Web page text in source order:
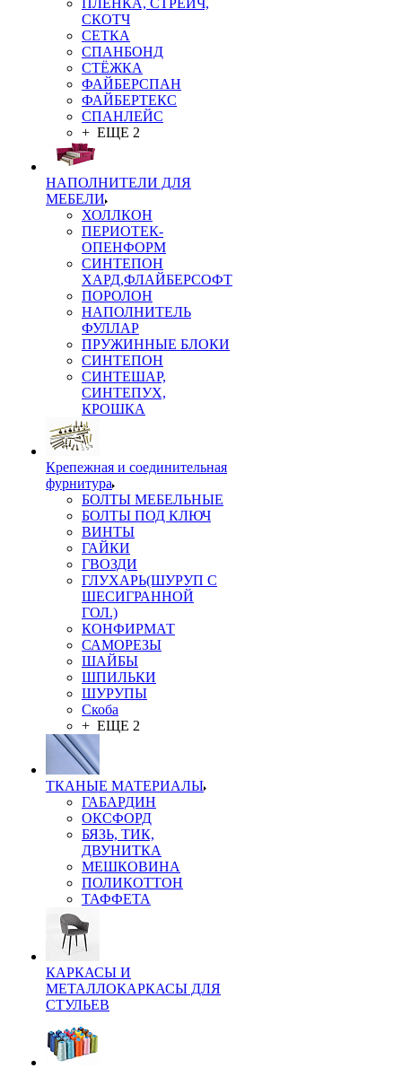
ПЛЁНКА, СТРЕЙЧ,
СКОТЧ
СЕТКА
СПАНБОНД
СТЁЖКА
ФАЙБЕРСПАН
ФАЙБЕРТЕКС
СПАНЛЕЙС
+ ЕЩЕ 2
НАПОЛНИТЕЛИ ДЛЯ
МЕБЕЛИ
ХОЛЛКОН
ПЕРИОТЕК-
ОПЕНФОРМ
СИНТЕПОН
ХАРД,ФЛАЙБЕРСОФТ
ПОРОЛОН
НАПОЛНИТЕЛЬ
ФУЛЛАР
ПРУЖИННЫЕ БЛОКИ
СИНТЕПОН
СИНТЕШАР,
СИНТЕПУХ,
КРОШКА
Крепежная и соединительная
фурнитура
БОЛТЫ МЕБЕЛЬНЫЕ
БОЛТЫ ПОД КЛЮЧ
ВИНТЫ
ГАЙКИ
ГВОЗДИ
ГЛУХАРЬ(ШУРУП С
ШЕСИГРАННОЙ
ГОЛ.)
КОНФИРМАТ
САМОРЕЗЫ
ШАЙБЫ
ШПИЛЬКИ
ШУРУПЫ
Скоба
+ ЕЩЕ 2
ТКАНЫЕ МАТЕРИАЛЫ
ГАБАРДИН
ОКСФОРД
БЯЗЬ, ТИК,
ДВУНИТКА
МЕШКОВИНА
ПОЛИКОТТОН
ТАФФЕТА
КАРКАСЫ И
МЕТАЛЛОКАРКАСЫ ДЛЯ
СТУЛЬЕВ